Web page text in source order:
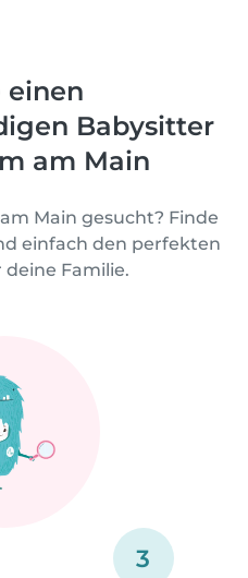
einen
Babysitter
am Main
Main gesucht? Finde
einfach den perfekten
Familie.
3